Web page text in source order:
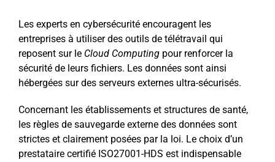
Les experts en cybersécurité encouragent les
entreprises à utiliser des outils de télétravail qui
reposent sur le Cloud Computingpour renforcer la
sécurité de leurs fichiers. Les données sont ainsi
hébergées sur des serveurs externes ultra-sécurisés.
Concernant les établissements et structures de santé,
les règles de sauvegarde externe des données sont
strictes et clairement posées par la loi. Le choix d’un
prestataire certifié ISO27001-HDS est indispensable